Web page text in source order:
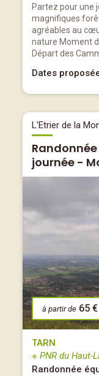
Partez pour une
magnifiques
agréables au
nature Moment
Départ des
Dates
L'Etrier de la
journée -
à partir de 65 €
TARN
※ PNR du Haut-
Randonnée